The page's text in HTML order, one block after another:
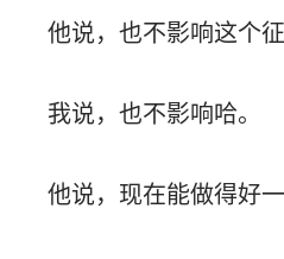
他说，也不影响这个
我说，也不影响哈。
他说，现在能做得好